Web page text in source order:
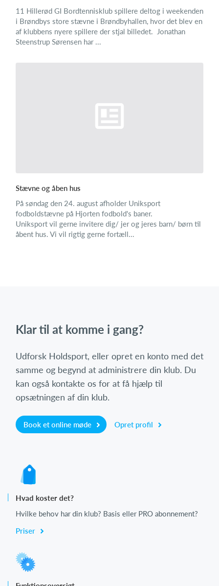
11 Hillerød GI Bordtennisklub spillere deltog i weekenden
i Brøndbys store stævne i Brøndbyhallen, hvor det blev en
af klubbens nyere spillere der stjal billedet. Jonathan
Steenstrup Sørensen har ...
Stævne og åben hus
På søndag den 24. august afholder Uniksport
fodboldstævne på Hjorten fodbold's baner.
Uniksport vil gerne invitere dig/ jer og jeres barn/ børn til
åbent hus. Vi vil rigtig gerne fortæll...
Klar til at komme i gang?
Udforsk Holdsport, eller opret en konto med det
samme og begynd at administrere din klub. Du
kan også kontakte os for at få hjælp til
opsætningen af din klub.
Book et online møde Opret profil
Hvad koster det?
Hvilke behov har din klub? Basis eller PRO abonnement?
Priser